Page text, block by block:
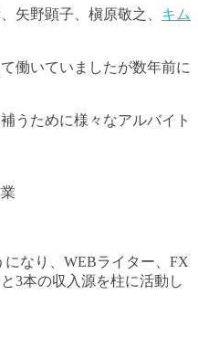
矢野顕子、槇原敬之、 キム
働いていましたが数年前に
うために様々なアルバイト
なり、WEBライター、FX
3本の収入源を柱に活動し